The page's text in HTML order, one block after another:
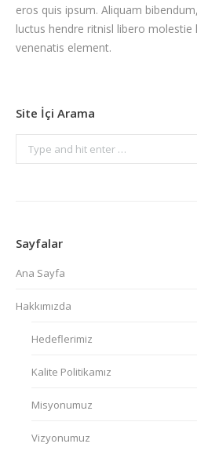
eros quis ipsum. Aliquam
luctus hendre ritnisl libero
venenatis element.
Site İçi Arama
Sayfalar
Ana Sayfa
Hakkımızda
Hedeflerimiz
Kalite Politikamız
Misyonumuz
Vizyonumuz